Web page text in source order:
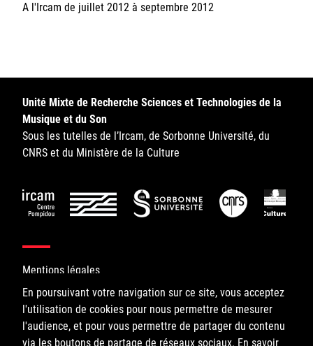
CNRS
Ministère de la Culture
Rester informé
Offres d'emplois/stages
A l'Ircam de juillet 2012 à septembre 2012
En poursuivant votre navigation sur ce site, vous acceptez
l'utilisation de cookies pour nous permettre de mesurer
l'audience, et pour vous permettre de partager du contenu
via les boutons de partage de réseaux sociaux. En savoir
Unité Mixte de Recherche Sciences et Technologies de la
Musique et du Son
Sous les tutelles de l’Ircam, de Sorbonne Université, du
CNRS et du Ministère de la Culture
Mentions légales
©IRCAM, 2026. All Rights Reserved.
1, place Igor-Stravinsky